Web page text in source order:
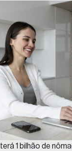
1 bilhão de